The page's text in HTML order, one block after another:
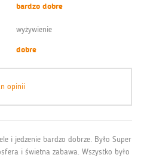
bardzo dobre
wyżywienie
dobre
opinii
i jedzenie bardzo dobrze. Było Super
i świetna zabawa. Wszystko było